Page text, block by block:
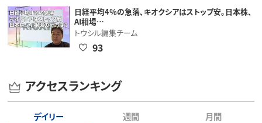
日経平均4％の急落、キオクシアはストップ安。日本株、
AI相場…
トウシル編集チーム
93
アクセスランキング
デイリー 週間 月間